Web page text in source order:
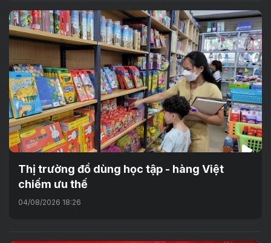
Thị trường đồ dùng học tập - hàng Việt
chiếm ưu thế
04/08/2026 18:26